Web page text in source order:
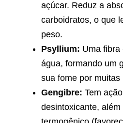
açúcar. Reduz a
carboidratos, o que
peso.
Psyllium: Uma fibra
água, formando um
sua fome por muitas
Gengibre: Tem
desintoxicante, além